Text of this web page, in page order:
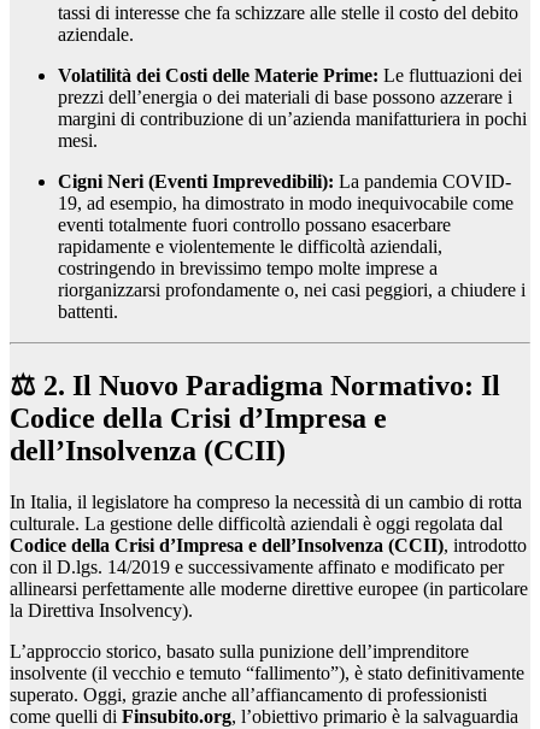
tassi di interesse che fa schizzare alle stelle il costo del debito
aziendale.
Volatilità dei Costi delle Materie Prime: Le fluttuazioni dei
prezzi dell’energia o dei materiali di base possono azzerare i
margini di contribuzione di un’azienda manifatturiera in pochi
mesi.
Cigni Neri (Eventi Imprevedibili): La pandemia COVID-
19, ad esempio, ha dimostrato in modo inequivocabile come
eventi totalmente fuori controllo possano esacerbare
rapidamente e violentemente le difficoltà aziendali,
costringendo in brevissimo tempo molte imprese a
riorganizzarsi profondamente o, nei casi peggiori, a chiudere i
battenti.
⚖️ 2. Il Nuovo Paradigma Normativo: Il
Codice della Crisi d’Impresa e
dell’Insolvenza (CCII)
In Italia, il legislatore ha compreso la necessità di un cambio di rotta
culturale. La gestione delle difficoltà aziendali è oggi regolata dal
Codice della Crisi d’Impresa e dell’Insolvenza (CCII), introdotto
con il D.lgs. 14/2019 e successivamente affinato e modificato per
allinearsi perfettamente alle moderne direttive europee (in particolare
la Direttiva Insolvency).
L’approccio storico, basato sulla punizione dell’imprenditore
insolvente (il vecchio e temuto “fallimento”), è stato definitivamente
superato. Oggi, grazie anche all’affiancamento di professionisti
come quelli di Finsubito.org, l’obiettivo primario è la salvaguardia